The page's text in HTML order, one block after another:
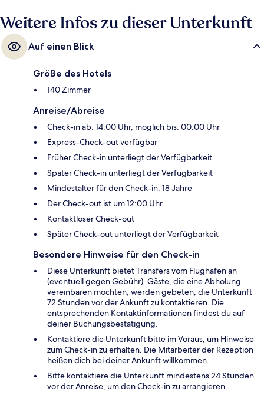
Station Buendia) sind es nur 15 Gehminuten.
Weitere Infos zu dieser Unterkunft
Auf einen Blick
Größe des Hotels
140 Zimmer
Anreise/Abreise
Check-in ab: 14:00 Uhr, möglich bis: 00:00 Uhr
Express-Check-out verfügbar
Früher Check-in unterliegt der Verfügbarkeit
Später Check-in unterliegt der Verfügbarkeit
Mindestalter für den Check-in: 18 Jahre
Der Check-out ist um 12:00 Uhr
Kontaktloser Check-out
Später Check-out unterliegt der Verfügbarkeit
Besondere Hinweise für den Check-in
Diese Unterkunft bietet Transfers vom Flughafen an
(eventuell gegen Gebühr). Gäste, die eine Abholung
vereinbaren möchten, werden gebeten, die Unterkunft
72 Stunden vor der Ankunft zu kontaktieren. Die
entsprechenden Kontaktinformationen findest du auf
deiner Buchungsbestätigung.
Kontaktiere die Unterkunft bitte im Voraus, um Hinweise
zum Check-in zu erhalten. Die Mitarbeiter der Rezeption
heißen dich bei deiner Ankunft willkommen.
Bitte kontaktiere die Unterkunft mindestens 24 Stunden
vor der Anreise, um den Check-in zu arrangieren.